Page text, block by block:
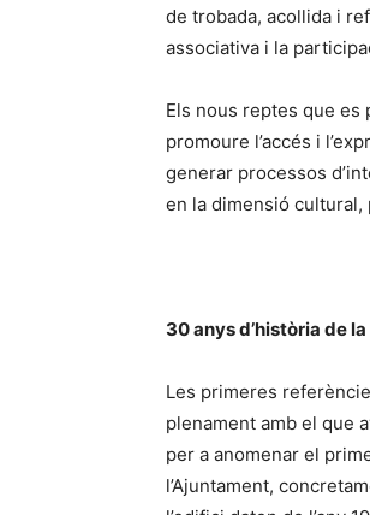
de trobada, acollida i
associativa i la
Els nous reptes que es
promoure l’accés i
generar processos
en la dimensió
30 anys d’història de
Les primeres
plenament amb el que
per a anomenar el
l’Ajuntament,